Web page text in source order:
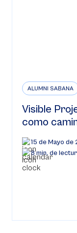
ALUMNI SABANA
Visible
como
15 de Mayo de
8 min. de